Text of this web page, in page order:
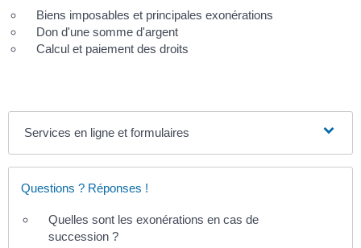
Biens imposables et principales exonérations
Don d'une somme d'argent
Calcul et paiement des droits
Services en ligne et formulaires
Questions ? Réponses !
Quelles sont les exonérations en cas de
succession ?